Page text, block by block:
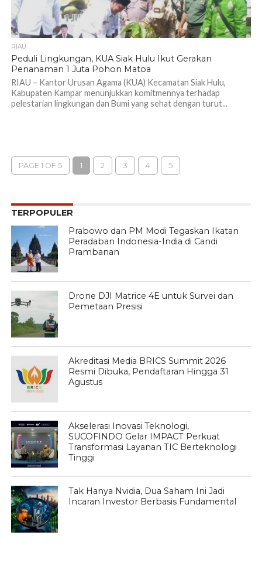
RIAU
Peduli Lingkungan, KUA Siak Hulu Ikut Gerakan
Penanaman 1 Juta Pohon Matoa
RIAU – Kantor Urusan Agama (KUA) Kecamatan Siak Hulu,
Kabupaten Kampar menunjukkan komitmennya terhadap
pelestarian lingkungan dan Bumi yang sehat dengan turut...
PAGE 1 OF 5 1 2 3 4 5
TERPOPULER
Prabowo dan PM Modi Tegaskan Ikatan
Peradaban Indonesia-India di Candi
Prambanan
Drone DJI Matrice 4E untuk Survei dan
Pemetaan Presisi
Akreditasi Media BRICS Summit 2026
Resmi Dibuka, Pendaftaran Hingga 31
Agustus
Akselerasi Inovasi Teknologi,
SUCOFINDO Gelar IMPACT Perkuat
Transformasi Layanan TIC Berteknologi
Tinggi
Tak Hanya Nvidia, Dua Saham Ini Jadi
Incaran Investor Berbasis Fundamental